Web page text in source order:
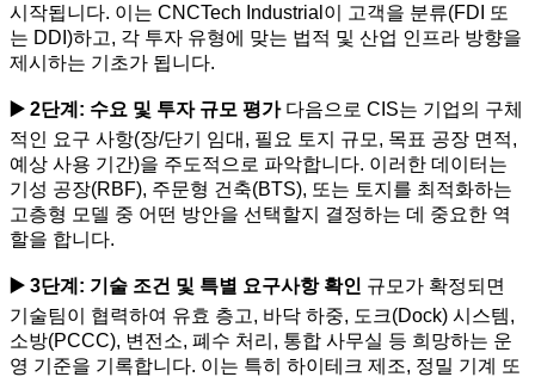
시작됩니다. 이는 CNCTech Industrial이 고객을 분류(FDI 또
는 DDI)하고, 각 투자 유형에 맞는 법적 및 산업 인프라 방향을
제시하는 기초가 됩니다.
▶️ 2단계: 수요 및 투자 규모 평가다음으로 CIS는 기업의 구체
적인 요구 사항(장/단기 임대, 필요 토지 규모, 목표 공장 면적,
예상 사용 기간)을 주도적으로 파악합니다. 이러한 데이터는
기성 공장(RBF), 주문형 건축(BTS), 또는 토지를 최적화하는
고층형 모델 중 어떤 방안을 선택할지 결정하는 데 중요한 역
할을 합니다.
▶️ 3단계: 기술 조건 및 특별 요구사항 확인 규모가 확정되면
기술팀이 협력하여 유효 층고, 바닥 하중, 도크(Dock) 시스템,
소방(PCCC), 변전소, 폐수 처리, 통합 사무실 등 희망하는 운
영 기준을 기록합니다. 이는 특히 하이테크 제조, 정밀 기계 또